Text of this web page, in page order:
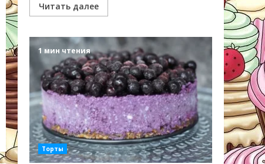
Читать далее
1 мин чтения
Торты